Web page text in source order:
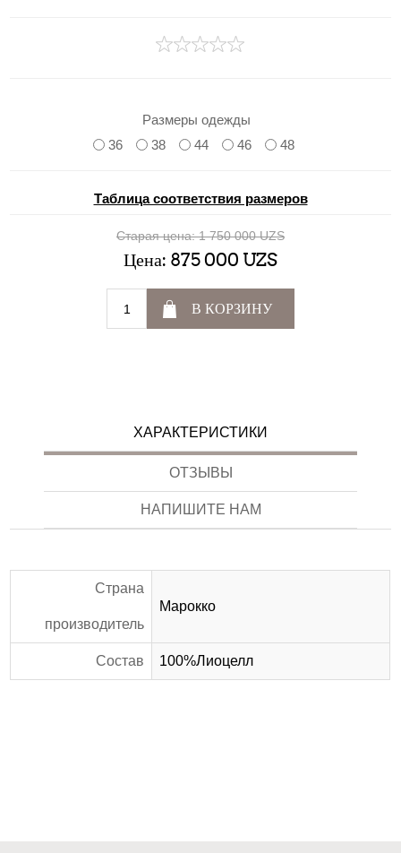
Размеры одежды
36
38 44 46 48
Таблица соответствия размеров
Старая цена: 1 750 000 UZS
Цена: 875 000 UZS
В КОРЗИНУ
ХАРАКТЕРИСТИКИ
ОТЗЫВЫ
НАПИШИТЕ НАМ
Страна
производитель
Марокко
Состав 100%Лиоцелл